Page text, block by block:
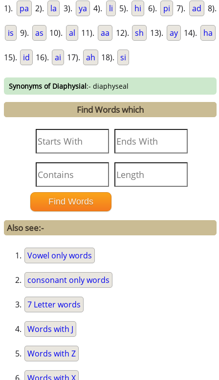
1). pa 2). la 3). ya 4). li 5). hi 6). pi 7). ad 8).
is 9). as 10). al 11). aa 12). sh 13). ay 14). ha
15). id 16). ai 17). ah 18). si
Synonyms of Diaphysial:- diaphyseal
Find Words which
Also see:-
Vowel only words
consonant only words
7 Letter words
Words with J
Words with Z